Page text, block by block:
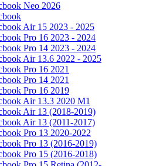
Neo 2026
Air 15 2023 - 2025
Pro 16 2023 - 2024
Pro 14 2023 - 2024
Air 13.6 2022 - 2025
Pro 16 2021
Pro 14 2021
Pro 16 2019
Air 13.3 2020 M1
Air 13 (2018-2019)
Air 13 (2011-2017)
Pro 13 2020-2022
Pro 13 (2016-2019)
Pro 15 (2016-2018)